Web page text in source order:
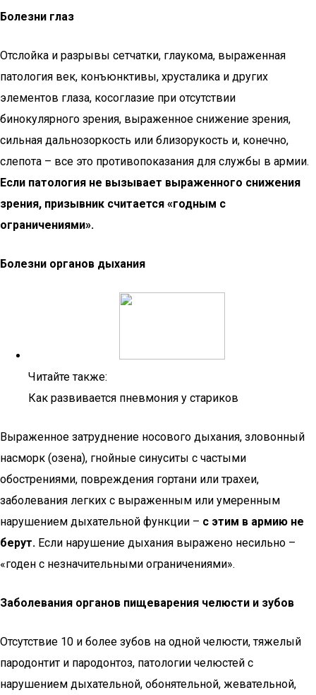
Болезни глаз
Отслойка и разрывы сетчатки, глаукома, выраженная
патология век, конъюнктивы, хрусталика и других
элементов глаза, косоглазие при отсутствии
бинокулярного зрения, выраженное снижение зрения,
сильная дальнозоркость или близорукость и, конечно,
слепота – все это противопоказания для службы в армии.
Если патология не вызывает выраженного снижения
зрения, призывник считается «годным с
ограничениями».
Болезни органов дыхания
Читайте также:
Как развивается пневмония у стариков
Выраженное затруднение носового дыхания, зловонный
насморк (озена), гнойные синуситы с частыми
обострениями, повреждения гортани или трахеи,
заболевания легких с выраженным или умеренным
нарушением дыхательной функции – с этим в армию не
берут. Если нарушение дыхания выражено несильно –
«годен с незначительными ограничениями».
Заболевания органов пищеварения челюсти и зубов
Отсутствие 10 и более зубов на одной челюсти, тяжелый
пародонтит и пародонтоз, патологии челюстей с
нарушением дыхательной, обонятельной, жевательной,